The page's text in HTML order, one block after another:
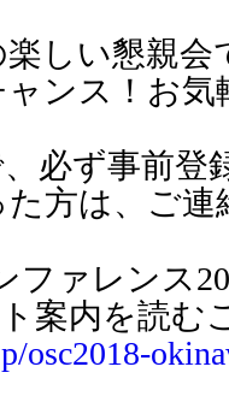
しい懇親会
ンス！お
必ず事前登
方は、ご連
ファレンス
案内を読む
osc2018-